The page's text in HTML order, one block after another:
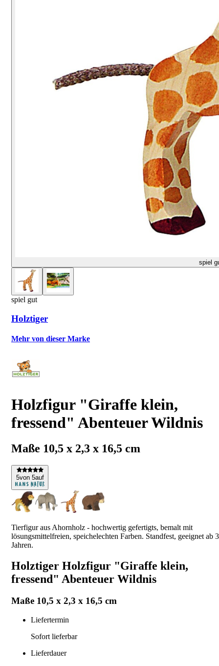
spiel
spiel gut
Holztiger
Mehr von dieser Marke
Holzfigur "Giraffe klein,
fressend" Abenteuer Wildnis
Maße 10,5 x 2,3 x 16,5 cm
5von 5auf
Tierfigur aus Ahornholz - hochwertig gefertigts, bemalt mit
lösungsmittelfreien, speichelechten Farben. Standfest, geeignet ab 3
Jahren.
Holztiger Holzfigur "Giraffe klein,
fressend" Abenteuer Wildnis
Maße 10,5 x 2,3 x 16,5 cm
Liefertermin
Sofort lieferbar
Lieferdauer